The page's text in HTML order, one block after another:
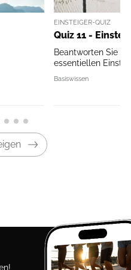
EINSTEIGER-QUIZ
Quiz 11 -
Beantworten Sie in
essentiellen
Basiswissen